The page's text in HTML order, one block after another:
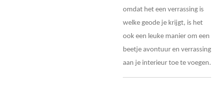
omdat het een verrassing is
welke geode je krijgt, is het
ook een leuke manier om een
beetje avontuur en verrassing
aan je interieur toe te voegen.